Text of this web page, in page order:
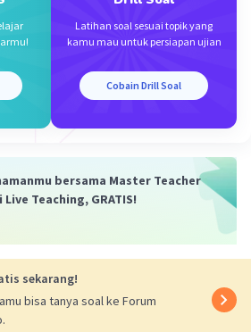
Latihan soal sesuai topik yang
kamu mau untuk persiapan ujian
Cobain Drill Soal
bersama Master Teacher
Live Teaching, GRATIS!
sekarang!
bisa tanya soal ke Forum